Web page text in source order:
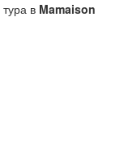
в Mamaison